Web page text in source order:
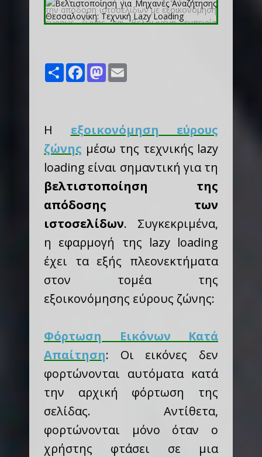
Share FacebookMastodon
Η εξοικονόμηση εύρους
ζώνης μέσω της τεχνικής lazy
loading είναι σημαντική για τη
βελτιστοποίηση της
απόδοσης των
ιστοσελίδων. Συγκεκριμένα,
η εφαρμογή της lazy loading
έχει τα εξής πλεονεκτήματα
στον τομέα της
εξοικονόμησης εύρους ζώνης:
Φόρτωση Εικόνων Κατά
Απαίτηση: Οι εικόνες δεν
φορτώνονται αυτόματα κατά
την αρχική φόρτωση της
σελίδας. Αντίθετα,
φορτώνονται μόνο όταν ο
χρήστης φτάσει σε μια